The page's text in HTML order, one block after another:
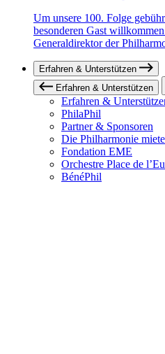
Um unsere 100. Folge
besonderen Gast
Generaldirektor der
Erfahren & Unterstützen
Erfahren & Unterstützen
Erfahren &
PhilaPhil
Partner & Sponsoren
Die Philharmonie
Fondation EME
Orchestre Place de
BénéPhil